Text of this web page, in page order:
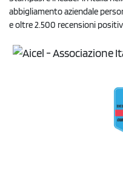
abbigliamento aziendale
e oltre 2.500 recensioni